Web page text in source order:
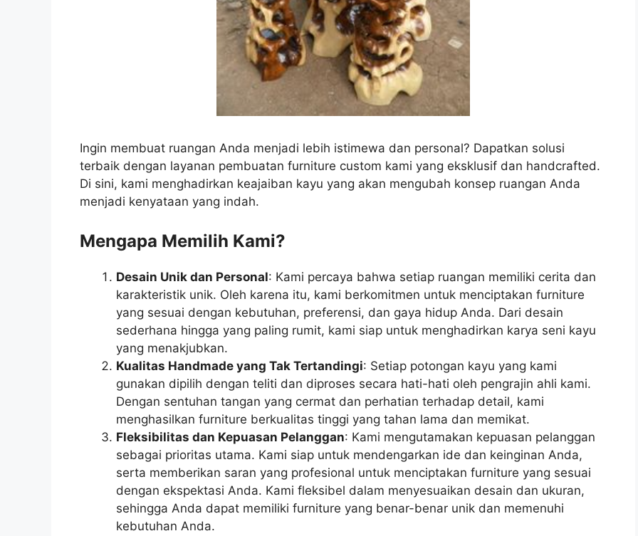
Ingin membuat ruangan Anda menjadi lebih istimewa dan personal? Dapatkan solusi
terbaik dengan layanan pembuatan furniture custom kami yang eksklusif dan handcrafted.
Di sini, kami menghadirkan keajaiban kayu yang akan mengubah konsep ruangan Anda
menjadi kenyataan yang indah.
Mengapa Memilih Kami?
Desain Unik dan Personal: Kami percaya bahwa setiap ruangan memiliki cerita dan
karakteristik unik. Oleh karena itu, kami berkomitmen untuk menciptakan furniture
yang sesuai dengan kebutuhan, preferensi, dan gaya hidup Anda. Dari desain
sederhana hingga yang paling rumit, kami siap untuk menghadirkan karya seni kayu
yang menakjubkan.
Kualitas Handmade yang Tak Tertandingi: Setiap potongan kayu yang kami
gunakan dipilih dengan teliti dan diproses secara hati-hati oleh pengrajin ahli kami.
Dengan sentuhan tangan yang cermat dan perhatian terhadap detail, kami
menghasilkan furniture berkualitas tinggi yang tahan lama dan memikat.
Fleksibilitas dan Kepuasan Pelanggan: Kami mengutamakan kepuasan pelanggan
sebagai prioritas utama. Kami siap untuk mendengarkan ide dan keinginan Anda,
serta memberikan saran yang profesional untuk menciptakan furniture yang sesuai
dengan ekspektasi Anda. Kami fleksibel dalam menyesuaikan desain dan ukuran,
sehingga Anda dapat memiliki furniture yang benar-benar unik dan memenuhi
kebutuhan Anda.